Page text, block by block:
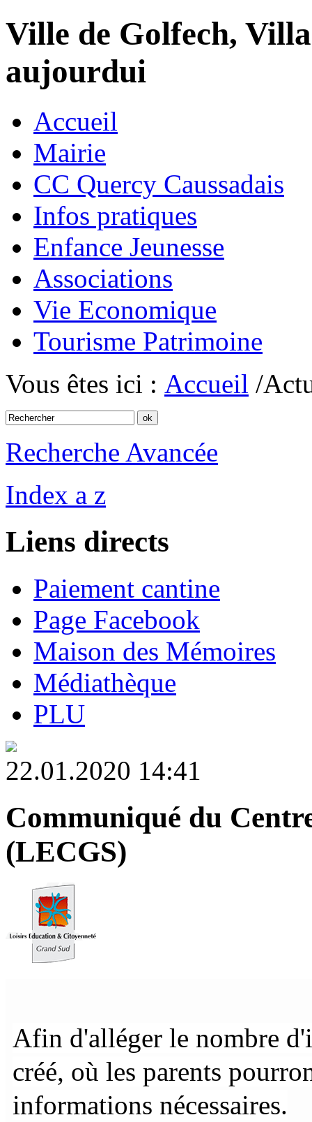
Ville de Golfech,
aujourdui
Accueil
Mairie
CC Quercy Caussadais
Infos pratiques
Enfance Jeunesse
Associations
Vie Economique
Tourisme Patrimoine
Vous êtes ici : Accueil /
Recherche Avancée
Index a z
Liens directs
Paiement cantine
Page Facebook
Maison des Mémoires
Médiathèque
PLU
22.01.2020 14:41
Communiqué du
(LECGS)
Afin d'alléger le nombre
créé, où les parents
informations nécessaires.